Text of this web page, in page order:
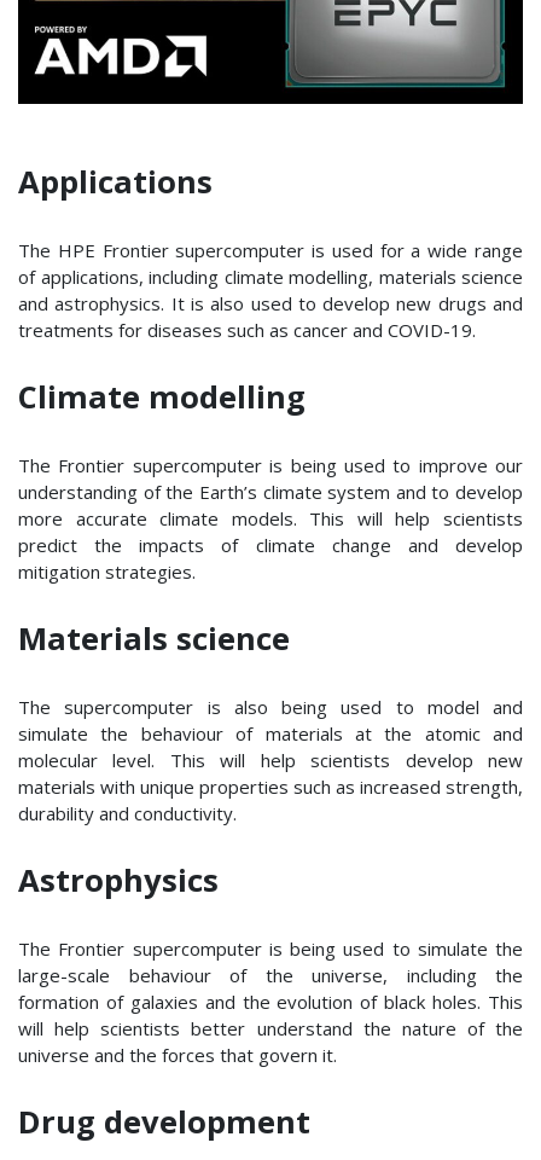
Applications
The HPE Frontier supercomputer is used for a wide range
of applications, including climate modelling, materials science
and astrophysics. It is also used to develop new drugs and
treatments for diseases such as cancer and COVID-19.
Climate modelling
The Frontier supercomputer is being used to improve our
understanding of the Earth’s climate system and to develop
more accurate climate models. This will help scientists
predict the impacts of climate change and develop
mitigation strategies.
Materials science
The supercomputer is also being used to model and
simulate the behaviour of materials at the atomic and
molecular level. This will help scientists develop new
materials with unique properties such as increased strength,
durability and conductivity.
Astrophysics
The Frontier supercomputer is being used to simulate the
large-scale behaviour of the universe, including the
formation of galaxies and the evolution of black holes. This
will help scientists better understand the nature of the
universe and the forces that govern it.
Drug development